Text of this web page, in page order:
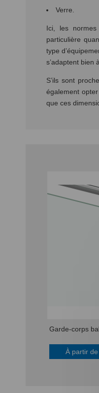
Verre.
Ici, les
particulière
type
s’adaptent bien
S’ils sont
également
que ces
Garde-corps
À partir